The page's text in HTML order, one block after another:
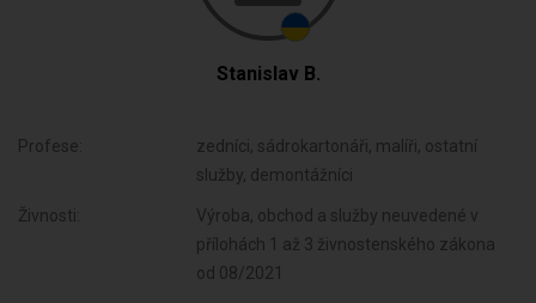
Stanislav B.
Profese:
zedníci, sádrokartonáři, malíři, ostatní
služby, demontážníci
Živnosti:
Výroba, obchod a služby neuvedené v
přílohách 1 až 3 živnostenského zákona
od 08/2021